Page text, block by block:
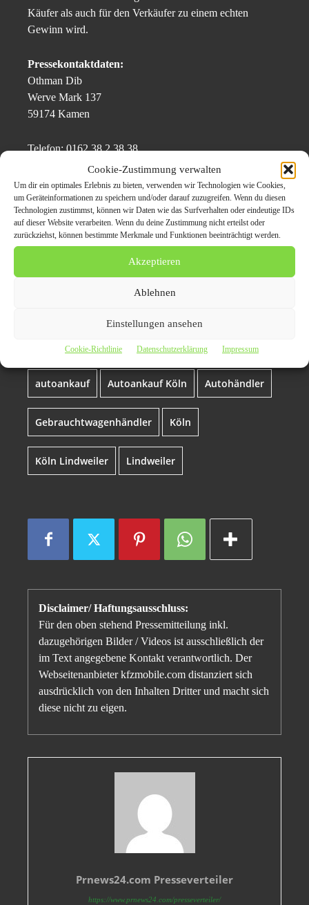
Cookie-Zustimmung verwalten
Um dir ein optimales Erlebnis zu bieten, verwenden wir Technologien wie Cookies,
um Geräteinformationen zu speichern und/oder darauf zuzugreifen. Wenn du diesen
Technologien zustimmst, können wir Daten wie das Surfverhalten oder eindeutige IDs
auf dieser Website verarbeiten. Wenn du deine Zustimmung nicht erteilst oder
zurückziehst, können bestimmte Merkmale und Funktionen beeinträchtigt werden.
Akzeptieren
Ablehnen
Einstellungen ansehen
Cookie-Richtlinie Datenschutzerklärung Impressum
Käufer als auch für den Verkäufer zu einem echten
Gewinn wird.
Pressekontaktdaten:
Othman Dib
Werve Mark 137
59174 Kamen
Telefon: 0162 38 2 38 38
E-Mail: info@wirkaufenwagen.de
Webmail:https://www.wirkaufenwagen.de
Themen zum Beitrag
Autoankauf Lindweiler:
WirkaufenWagen.de
überzeugt mit kompetenz
autoankauf Autoankauf Köln Autohändler
Gebrauchtwagenhändler Köln
Köln Lindweiler Lindweiler
Disclaimer/ Haftungsausschluss:
Für den oben stehend Pressemitteilung inkl.
dazugehörigen Bilder / Videos ist ausschließlich der
im Text angegebene Kontakt verantwortlich. Der
Webseitenanbieter kfzmobile.com distanziert sich
ausdrücklich von den Inhalten Dritter und macht sich
diese nicht zu eigen.
Prnews24.com Presseverteiler
https://www.prnews24.com/presseverteiler/